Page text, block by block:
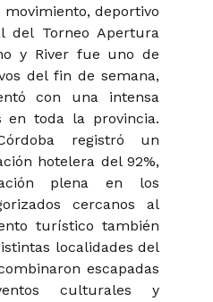
deportivo
Torneo Apertura
y River fue uno de
del fin de semana,
con una intensa
en toda la provincia.
registró un
hotelera del 92%,
plena en los
cercanos al
turístico también
localidades del
escapadas
culturales y